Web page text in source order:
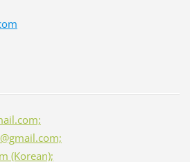
(Korean);